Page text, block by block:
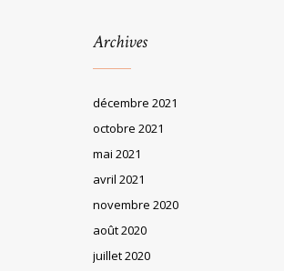
Archives
décembre 2021
octobre 2021
mai 2021
avril 2021
novembre 2020
août 2020
juillet 2020